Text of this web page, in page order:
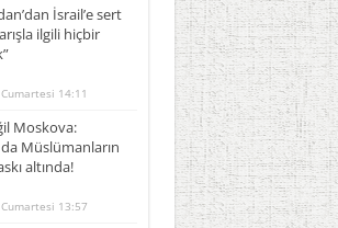
İsrail’e sert
ilgili hiçbir
14:11
Moskova:
da Müslümanların
altında!
13:57